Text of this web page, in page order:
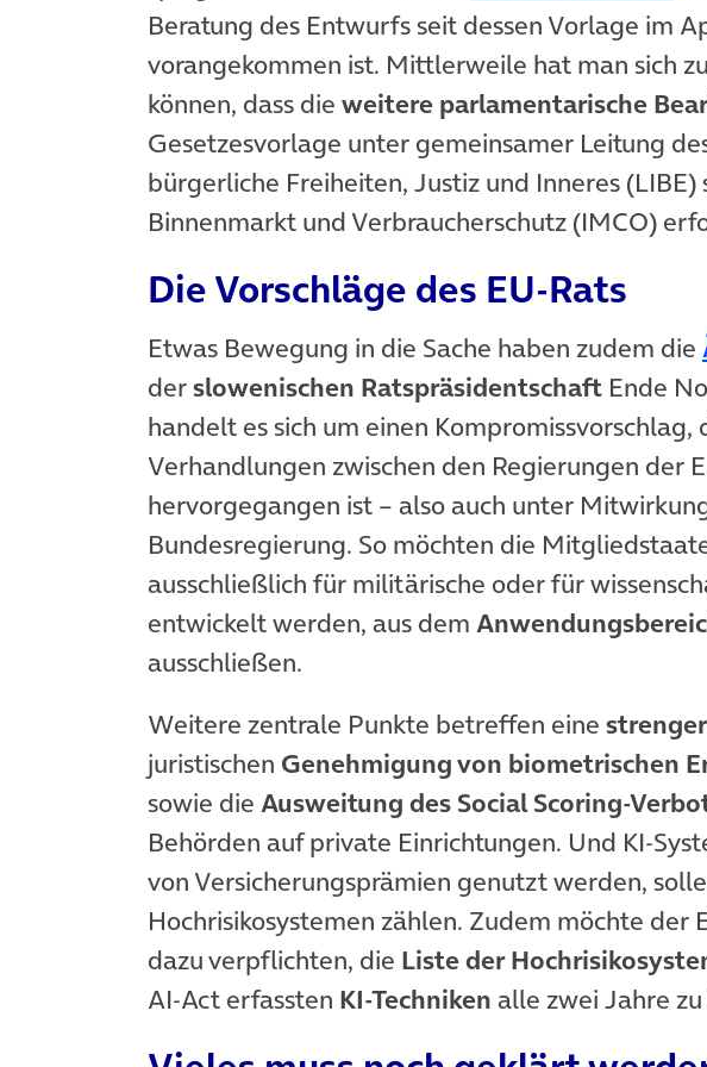
Beratung des Entwurfs seit dessen Vorlage im
vorangekommen ist. Mittlerweile hat man sich
können, dass die weitere parlamentarische
Gesetzesvorlage unter gemeinsamer Leitung
bürgerliche Freiheiten, Justiz und Inneres (LIBE)
Binnenmarkt und Verbraucherschutz (IMCO)
Die Vorschläge des EU-Rats
Etwas Bewegung in die Sache haben zudem die
derslowenischen Ratspräsidentschaft Ende
handelt es sich um einen Kompromissvorschlag,
Verhandlungen zwischen den Regierungen der
hervorgegangen ist – also auch unter
Bundesregierung. So möchten die
ausschließlich für militärische oder für
entwickelt werden, aus dem
ausschließen.
Weitere zentrale Punkte betreffen eine
juristischen Genehmigung von biometrischen
sowie die Ausweitung des Social Scoring-
Behörden auf private Einrichtungen. Und KI-
von Versicherungsprämien genutzt werden,
Hochrisikosystemen zählen. Zudem möchte der
dazu verpflichten, die Liste der
AI-Act erfassten KI-Techniken alle zwei Jahre zu